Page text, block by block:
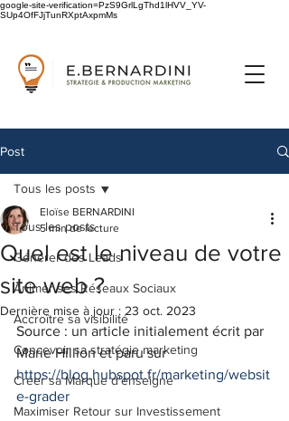
google-site-verification=PzS9GrlLgThd1lHVV_YV-
SUp4OfFJjTunRXptAxpmMs
Post
Tous les posts
Générer des Leads
Animer ses Réseaux Sociaux
Accroître sa visibilité
Concevoir sa stratégie marketing
Créer sa Marque d'enseigne
Maximiser Retour sur Investissement
Tous les posts
Quel est le niveau de votre
site web ?
Eloïse BERNARDINI
5 min de lecture
Dernière mise à jour : 23 oct. 2023
Source : un article initialement écrit par
Marie Hillion et paru sur
https://blog.hubspot.fr/marketing/websit
e-grader